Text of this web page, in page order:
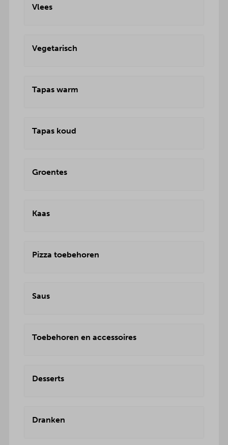
Vlees
Vegetarisch
Tapas warm
Tapas koud
Groentes
Kaas
Pizza toebehoren
Saus
Toebehoren en accessoires
Desserts
Dranken